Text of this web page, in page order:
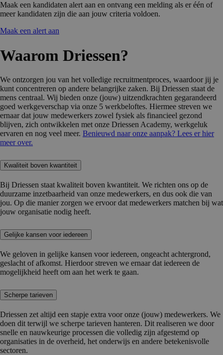
Maak een kandidaten alert aan en ontvang een melding als er één of
meer kandidaten zijn die aan jouw criteria voldoen.
Maak een alert aan
Waarom Driessen?
We ontzorgen jou van het volledige recruitmentproces, waardoor jij je
kunt concentreren op andere belangrijke zaken. Bij Driessen staat de
mens centraal. Wij bieden onze (jouw) uitzendkrachten gegarandeerd
goed werkgeverschap via onze 5 werkbeloftes. Hiermee streven we
ernaar dat jouw medewerkers zowel fysiek als financieel gezond
blijven, zich ontwikkelen met onze Driessen Academy, werkgeluk
ervaren en nog veel meer. Benieuwd naar onze aanpak? Lees er hier
meer over.
Kwaliteit boven kwantiteit
Bij Driessen staat kwaliteit boven kwantiteit. We richten ons op de
duurzame inzetbaarheid van onze medewerkers, en dus ook die van
jou. Op die manier zorgen we ervoor dat medewerkers matchen bij wat
jouw organisatie nodig heeft.
Gelijke kansen voor iedereen
We geloven in gelijke kansen voor iedereen, ongeacht achtergrond,
geslacht of afkomst. Hierdoor streven we ernaar dat iedereen de
mogelijkheid heeft om aan het werk te gaan.
Scherpe tarieven
Driessen zet altijd een stapje extra voor onze (jouw) medewerkers. We
doen dit terwijl we scherpe tarieven hanteren. Dit realiseren we door
snelle en nauwkeurige processen die volledig zijn afgestemd op
organisaties in de overheid, het onderwijs en andere betekenisvolle
sectoren.